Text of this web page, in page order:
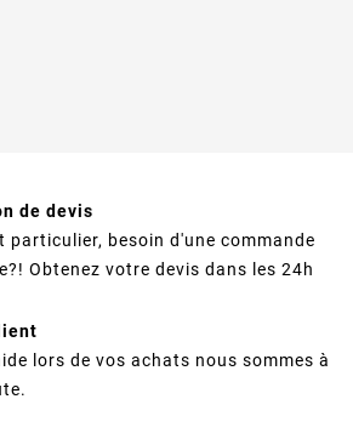
de devis
particulier, besoin d'une commande
Obtenez votre devis dans les 24h
lors de vos achats nous sommes à